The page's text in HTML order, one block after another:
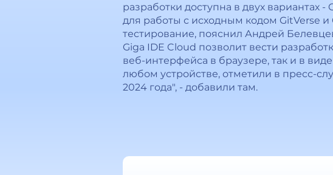
разработки доступна в двух вариантах
для работы с исходным кодом GitVerse и
тестирование, пояснил Андрей
Giga IDE Cloud позволит вести
веб-интерфейса в браузере, так и в
любом устройстве, отметили в пресс-
2024 года", - добавили там.